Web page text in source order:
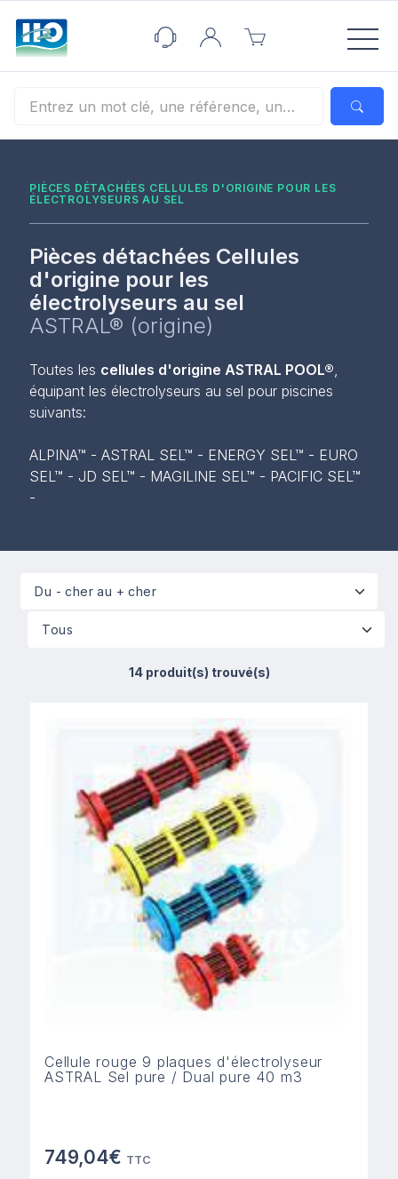
PIÈCES DÉTACHÉES CELLULES D'ORIGINE POUR LES
ÉLECTROLYSEURS AU SEL
Pièces détachées Cellules
d'origine pour les
électrolyseurs au sel
ASTRAL® (origine)
Toutes les cellules d'origine ASTRAL POOL®,
équipant les électrolyseurs au sel pour piscines
suivants:
ALPINA™ - ASTRAL SEL™ - ENERGY SEL™ - EURO
SEL™ - JD SEL™ - MAGILINE SEL™ - PACIFIC SEL™
-
14 produit(s) trouvé(s)
Cellule rouge 9 plaques d'électrolyseur
ASTRAL Sel pure / Dual pure 40 m3
749,04€ TTC